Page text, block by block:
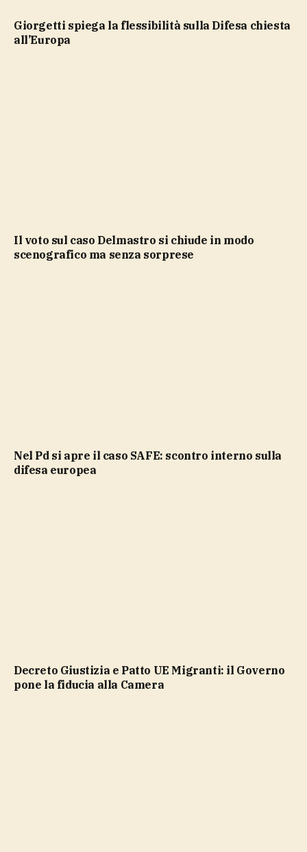
Giorgetti spiega la flessibilità sulla Difesa chiesta
all’Europa
Il voto sul caso Delmastro si chiude in modo
scenografico ma senza sorprese
Nel Pd si apre il caso SAFE: scontro interno sulla
difesa europea
Decreto Giustizia e Patto UE Migranti: il Governo
pone la fiducia alla Camera